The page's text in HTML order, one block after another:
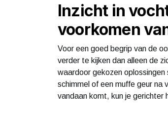
Inzicht in
voorkomen
Voor een goed begrip van de
verder te kijken dan alleen de
waardoor gekozen
schimmel of een muffe geur
vandaan komt, kun je gerichter